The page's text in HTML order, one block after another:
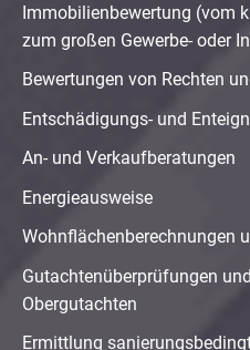
Immobilienbewertung (vom
zum großen Gewerbe- oder
Bewertungen von Rechten
Entschädigungs- und
An- und Verkaufberatungen
Energieausweise
Wohnflächenberechnungen
Gutachtenüberprüfungen
Obergutachten
Ermittlung